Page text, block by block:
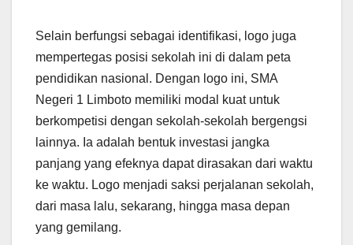
Selain berfungsi sebagai identifikasi, logo juga
mempertegas posisi sekolah ini di dalam peta
pendidikan nasional. Dengan logo ini, SMA
Negeri 1 Limboto memiliki modal kuat untuk
berkompetisi dengan sekolah-sekolah bergengsi
lainnya. Ia adalah bentuk investasi jangka
panjang yang efeknya dapat dirasakan dari waktu
ke waktu. Logo menjadi saksi perjalanan sekolah,
dari masa lalu, sekarang, hingga masa depan
yang gemilang.